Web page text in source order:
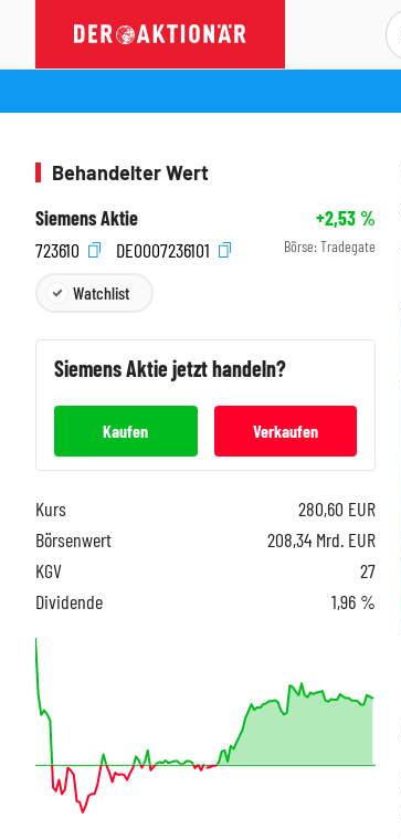
Behandelter Wert
Siemens Aktie
+2,53%
723610
DE0007236101 Börse: Tradegate
Watchlist
SiemensAktie jetzt handeln?
Kaufen Verkaufen
Kurs 280,60 EUR
Börsenwert
208,34 Mrd. EUR
KGV
27
Dividende
1,96 %